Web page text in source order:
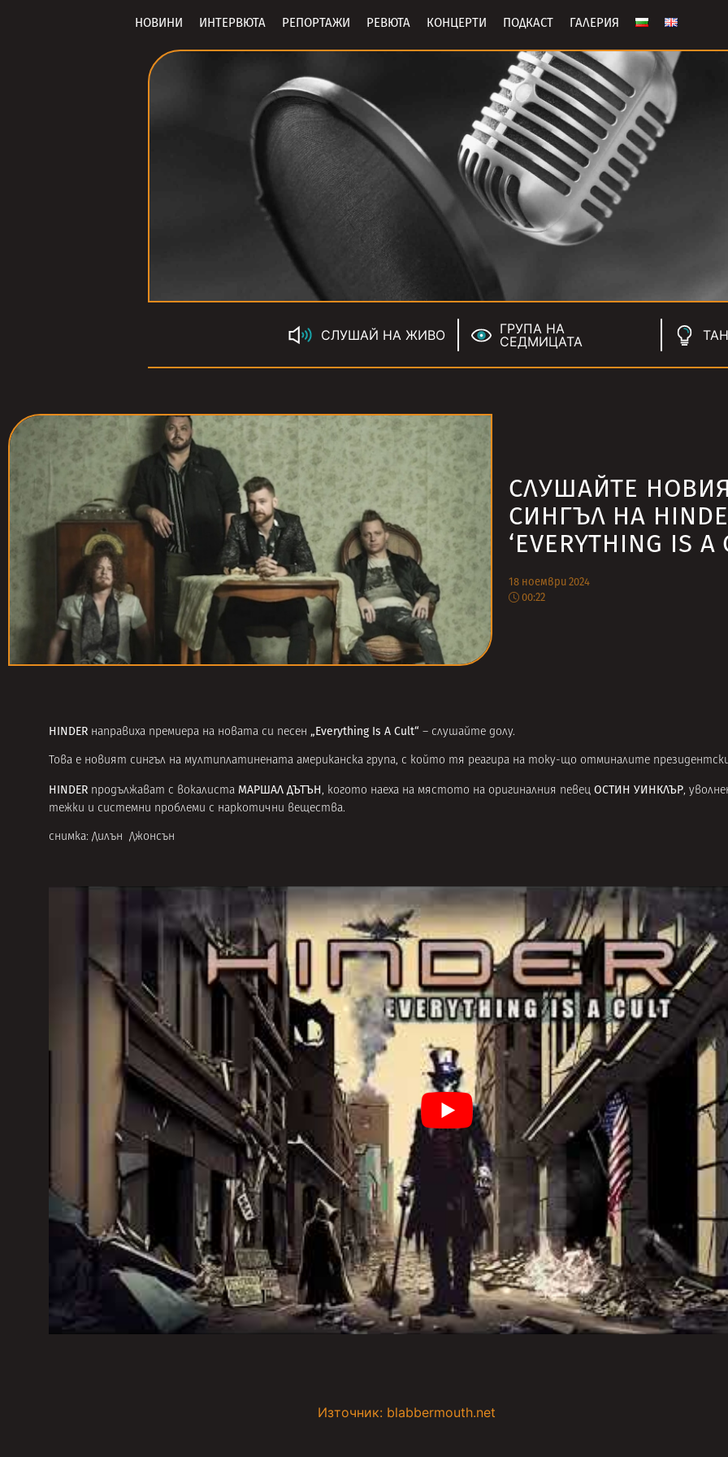
НОВИНИ ИНТЕРВЮТА РЕПОРТАЖИ РЕВЮТА КОНЦЕРТИ ПОДКАСТ ГАЛЕРИЯ
СЛУШАЙ НА ЖИВО
ГРУПА НА
СЕДМИЦАТА
СЛУШАЙТЕ НОВИЯ
СИНГЪЛ НА
‘EVERYTHING IS A
18 ноември 2024
00:22
HINDER направиха премиера на новата си песен „Everything Is A Cult“ – слушайте долу.
Това е новият сингъл на мултиплатинената американска група, с който тя реагира на току-що отминалите
HINDER продължават с вокалиста МАРШАЛ ДЪТЪН, когото наеха на мястото на оригиналния певец ОСТИН УИНКЛЪР,
тежки и системни проблеми с наркотични вещества.
снимка: Дилън Джонсън
Източник: blabbermouth.net